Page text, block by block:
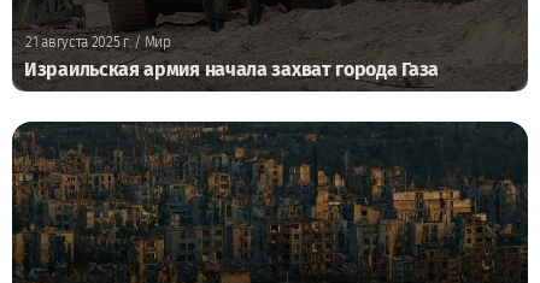
21 августа 2025 г./ Мир
Израильская армия начала захват города Газа